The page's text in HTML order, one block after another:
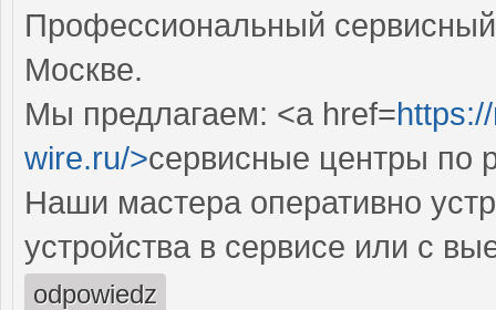
Профессиональный
Москве.
Мы предлагаем: <a href=
wire.ru/>сервисные центры по
Наши мастера оперативно
устройства в сервисе или с
odpowiedz